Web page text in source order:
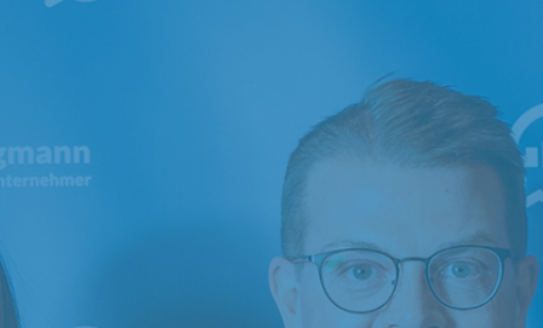
wie Du mit praxiserprobten Managed
Vertragsvorlagen und verkaufsstarken
schneller zu lukrativen,
Monat planbare Umsätze sicherst.